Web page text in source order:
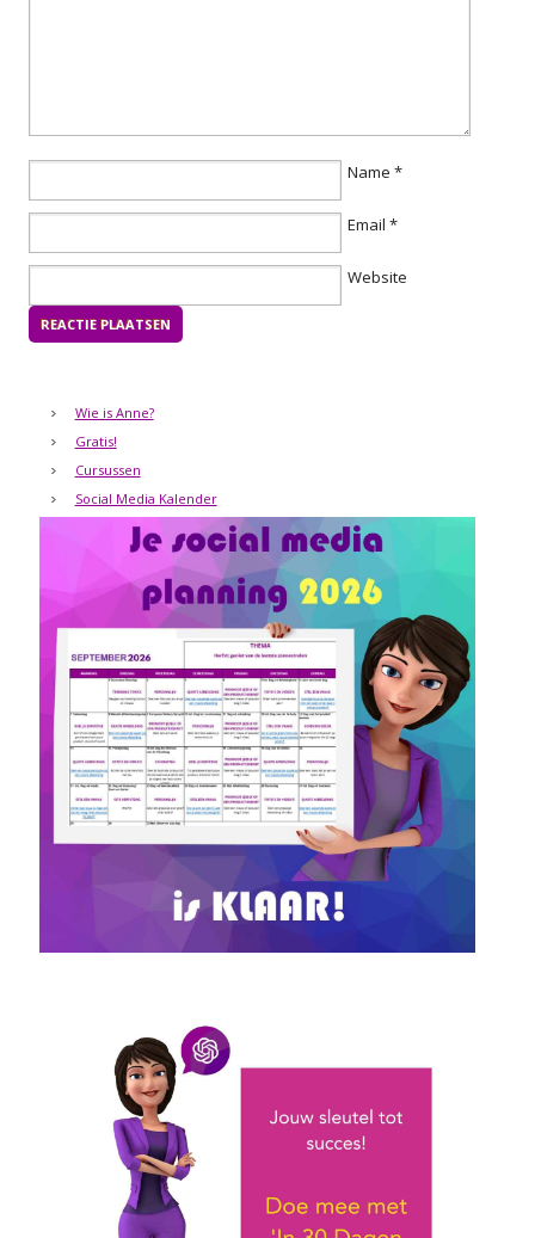
Name *
Email *
Website
Wie is Anne?
Gratis!
Cursussen
Social Media Kalender